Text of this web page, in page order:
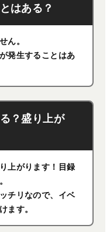
はある？
ん。
発生することはあ
？盛り上が
上がります！目録
チリなので、イベ
ます。